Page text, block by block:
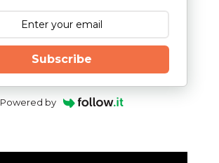
Subscribe
Powered by